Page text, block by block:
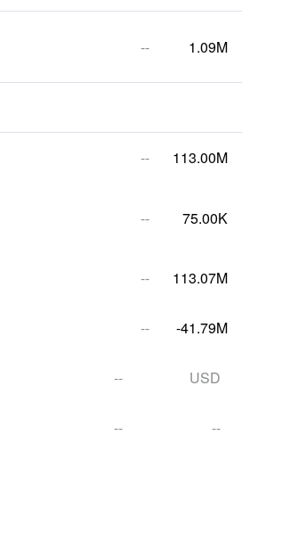
-- 1.09M
-- 113.00M
-- 75.00K
-- 113.07M
-- -41.79M
-- USD
-- --